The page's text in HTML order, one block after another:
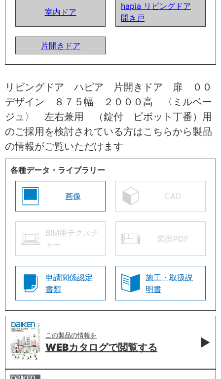
室内ドア
hapia リビングドア
開き戸
片開きドア
リビングドア ハピア 片開きドア 扉 ００
デザイン ８７５幅 ２０００高 〈ミルベー
ジュ〉 左右兼用 （錠付 ピボット丁番）用
のご採用を検討されている方はこちらから製品
の情報がご覧いただけます
各種データ・ライブラリー
画像 CAD
BIM用テクスチ
ャー
図面PDF
申請関係認定
書類
施工・取扱説
明書
この製品の情報を
WEBカタログで閲覧する